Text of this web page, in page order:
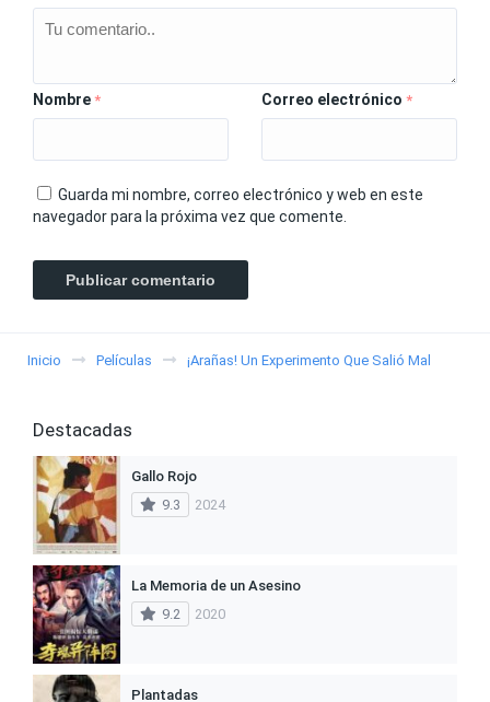
Nombre * Correo electrónico *
Guarda mi nombre, correo electrónico y web en este
navegador para la próxima vez que comente.
Inicio Películas ¡Arañas! Un Experimento Que Salió Mal
Destacadas
Gallo Rojo
9.3
2024
La Memoria de un Asesino
9.2
2020
Plantadas